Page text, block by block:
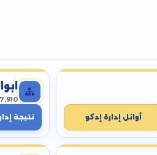
أوائل إدارة إدكو
7,910 طالب
نتيجة